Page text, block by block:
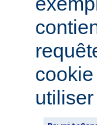
utiliser